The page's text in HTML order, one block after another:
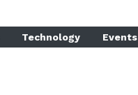
Technology Events